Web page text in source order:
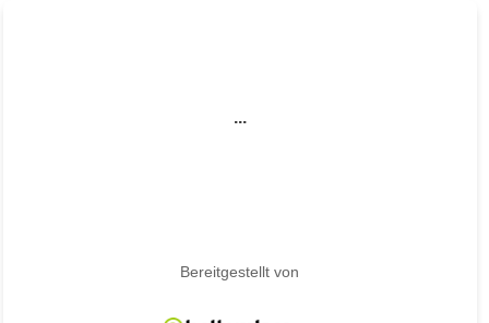
...
Bereitgestellt von